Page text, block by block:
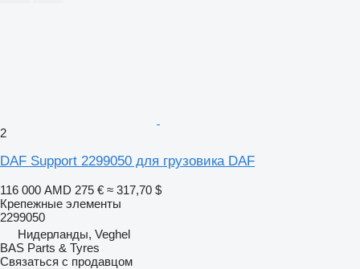
2
DAF Support 2299050 для грузовика DAF
116 000 AMD 275 € ≈ 317,70 $
Крепежные элементы
2299050
Нидерланды, Veghel
BAS Parts & Tyres
Связаться с продавцом